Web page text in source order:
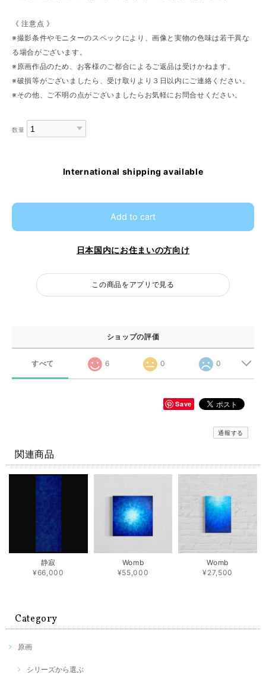
《 注意点 》
※撮影条件やモニターのスペックにより、画像と実物の色味は若干異な
る場合がございます。
※原画作品のため、お客様のご都合によるご返品は受けかねます。
※破損等がございましたら、受け取りより３日以内にご連絡ください。
※その他、ご不明の点がございましたらお気軽にお問合せください。
数量
International shipping available
Add to cart
日本国内にお住まいの方向け
この商品をアプリで見る
ショップの評価
すべて 6 0 0
Save
通報する
関連商品
静寂
¥66,000
Womb
¥55,000
Womb
¥27,500
Category
原画
シリーズから選ぶ